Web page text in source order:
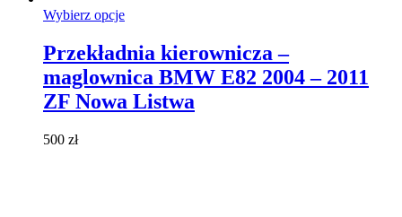
Wybierz opcjeTen
ma
wiele
wariantów.
Opcje
można
Przekładnia kierownicza –
maglownica BMW E82 2004 – 2011
ZF Nowa Listwa
500 zł